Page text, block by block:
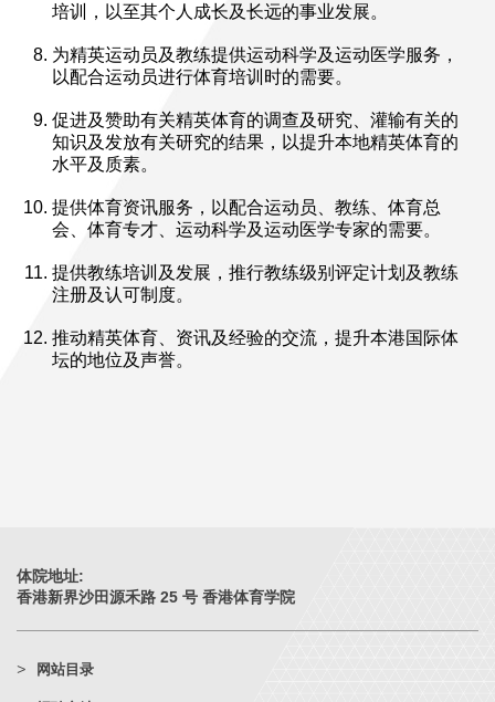
培训，以至其个人成长及长远的事业发展。
为精英运动员及教练提供运动科学及运动医学服务，
以配合运动员进行体育培训时的需要。
促进及赞助有关精英体育的调查及研究、灌输有关的
知识及发放有关研究的结果，以提升本地精英体育的
水平及质素。
提供体育资讯服务，以配合运动员、教练、体育总
会、体育专才、运动科学及运动医学专家的需要。
提供教练培训及发展，推行教练级别评定计划及教练
注册及认可制度。
推动精英体育、资讯及经验的交流，提升本港国际体
坛的地位及声誉。
体院地址:
香港新界沙田源禾路 25 号 香港体育学院
网站目录